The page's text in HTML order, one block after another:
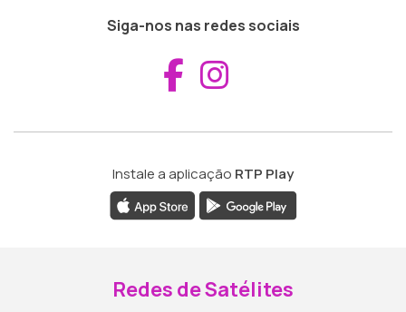
Siga-nos nas redes sociais
Aceder ao
Instale a aplicação RTP Play
Redes de Satélites